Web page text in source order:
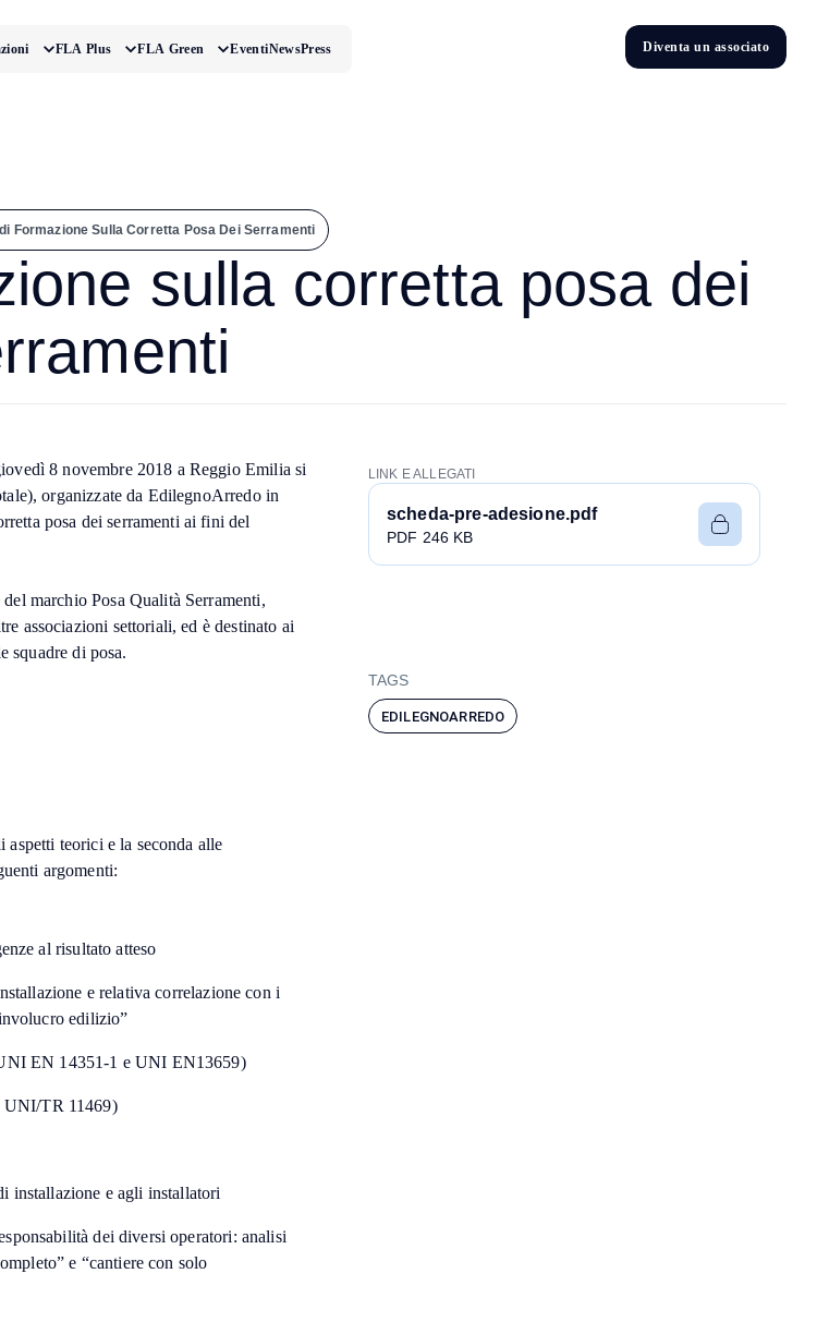
FLA Plus FLA Green EventiNewsPress Diventa un associato
Div
Formazione Sulla Corretta Posa Dei Serramenti
sulla corretta posa dei
8 novembre 2018 a Reggio Emilia si
organizzate da EdilegnoArredo in
posa dei serramenti ai fini del
marchio Posa Qualità Serramenti,
associazioni settoriali, ed è destinato ai
squadre di posa.
teorici e la seconda alle
argomenti:
al risultato atteso
e relativa correlazione con i
edilizio”
EN 14351-1 e UNI EN13659)
UNI/TR 11469)
installazione e agli installatori
dei diversi operatori: analisi
e “cantiere con solo
LINK E ALLEGATI
scheda-pre-adesione.pdf
PDF 246 KB
TAGS
EDILEGNOARREDO